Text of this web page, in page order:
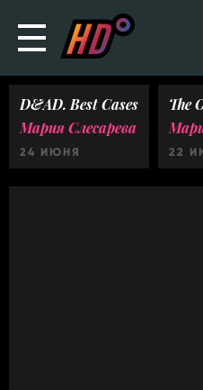
D&AD. Best Cases
Мария Слесарева
24 ИЮНЯ
The
22